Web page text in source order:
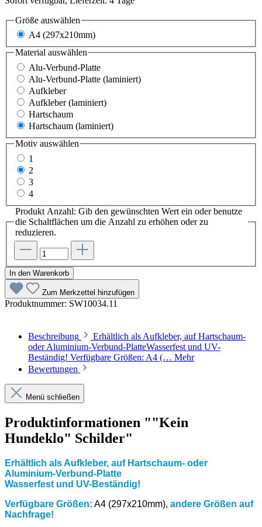
Größe auswählen
A4 (297x210mm)
Material auswählen
Alu-Verbund-Platte
Alu-Verbund-Platte (laminiert)
Aufkleber
Aufkleber (laminiert)
Hartschaum
Hartschaum (laminiert)
Motiv auswählen
1
2
3
4
Produkt Anzahl: Gib den gewünschten Wert ein oder benutze
die Schaltflächen um die Anzahl zu erhöhen oder zu
reduzieren.
In den Warenkorb
Zum Merkzettel hinzufügen
Produktnummer: SW10034.11
Beschreibung
Erhältlich als Aufkleber, auf Hartschaum-
oder Aluminium-Verbund-PlatteWasserfest und UV-
Beständig! Verfügbare Größen: A4 (… Mehr
Bewertungen
Menü schließen
Produktinformationen ""Kein
Hundeklo" Schilder"
Erhältlich als Aufkleber, auf Hartschaum- oder
Aluminium-Verbund-Platte
Wasserfest und UV-Beständig!
Verfügbare Größen: A4 (297x210mm), andere Größen auf
Nachfrage!